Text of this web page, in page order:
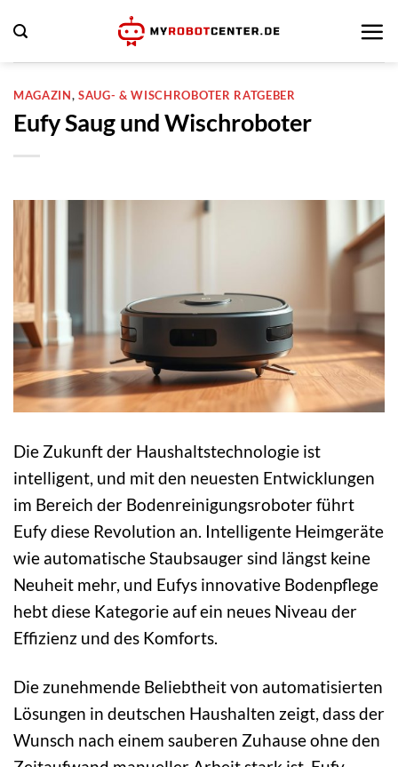
Inhalt
springen
MAGAZIN,SAUG- & WISCHROBOTER RATGEBER
Eufy Saug und Wischroboter
Die Zukunft der Haushaltstechnologie ist
intelligent, und mit den neuesten Entwicklungen
im Bereich der Bodenreinigungsroboter führt
Eufy diese Revolution an. Intelligente Heimgeräte
wie automatische Staubsauger sind längst keine
Neuheit mehr, und Eufys innovative Bodenpflege
hebt diese Kategorie auf ein neues Niveau der
Effizienz und des Komforts.
Die zunehmende Beliebtheit von automatisierten
Lösungen in deutschen Haushalten zeigt, dass der
Wunsch nach einem sauberen Zuhause ohne den